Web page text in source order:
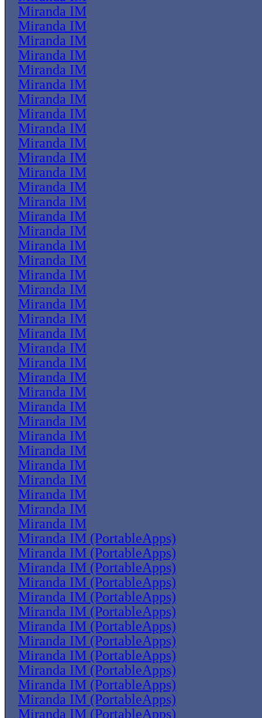
Miranda IM
Miranda IM
Miranda IM
Miranda IM
Miranda IM
Miranda IM
Miranda IM
Miranda IM
Miranda IM
Miranda IM
Miranda IM
Miranda IM
Miranda IM
Miranda IM
Miranda IM
Miranda IM
Miranda IM
Miranda IM
Miranda IM
Miranda IM
Miranda IM
Miranda IM
Miranda IM
Miranda IM
Miranda IM
Miranda IM
Miranda IM
Miranda IM
Miranda IM
Miranda IM
Miranda IM
Miranda IM
Miranda IM
Miranda IM
Miranda IM
Miranda IM
Miranda IM (PortableApps)
Miranda IM (PortableApps)
Miranda IM (PortableApps)
Miranda IM (PortableApps)
Miranda IM (PortableApps)
Miranda IM (PortableApps)
Miranda IM (PortableApps)
Miranda IM (PortableApps)
Miranda IM (PortableApps)
Miranda IM (PortableApps)
Miranda IM (PortableApps)
Miranda IM (PortableApps)
Miranda IM (PortableApps)